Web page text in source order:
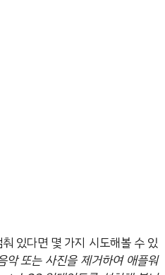
있다면 몇 가지 시도해볼 수 있
악 또는 사진을 제거하여 애플워